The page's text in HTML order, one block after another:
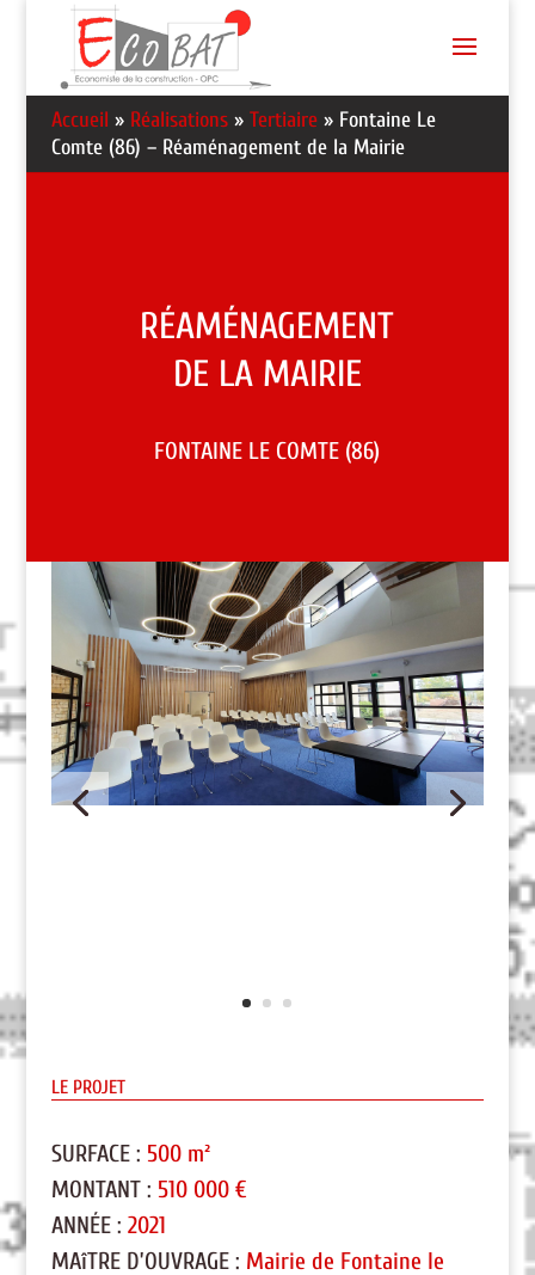
Accueil » Réalisations» Tertiaire» Fontaine Le
Comte (86) – Réaménagement de la Mairie
RÉAMÉNAGEMENT
DE LA MAIRIE
FONTAINE LE COMTE (86)
LE PROJET
SURFACE : 500 m²
MONTANT : 510 000 €
ANNÉE : 2021
MAîTRE D’OUVRAGE : Mairie de Fontaine le